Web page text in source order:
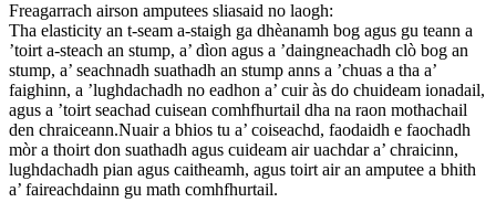
Freagarrach airson amputees sliasaid no laogh:
Tha elasticity an t-seam a-staigh ga dhèanamh bog agus gu teann a
’toirt a-steach an stump, a’ dìon agus a ’daingneachadh clò bog an
stump, a’ seachnadh suathadh an stump anns a ’chuas a tha a’
faighinn, a ’lughdachadh no eadhon a’ cuir às do chuideam ionadail,
agus a ’toirt seachad cuisean comhfhurtail dha na raon mothachail
den chraiceann.Nuair a bhios tu a’ coiseachd, faodaidh e faochadh
mòr a thoirt don suathadh agus cuideam air uachdar a’ chraicinn,
lughdachadh pian agus caitheamh, agus toirt air an amputee a bhith
a’ faireachdainn gu math comhfhurtail.